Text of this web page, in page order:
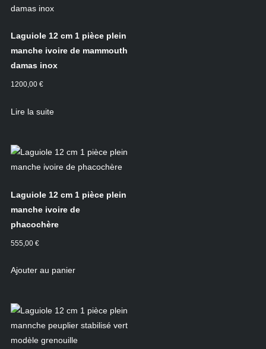
Laguiole 12 cm 1 pièce plein
manche ivoire de mammouth
damas inox
1200,00 €
Lire la suite
Laguiole 12 cm 1 pièce plein
manche ivoire de
phacochère
555,00 €
Ajouter au panier